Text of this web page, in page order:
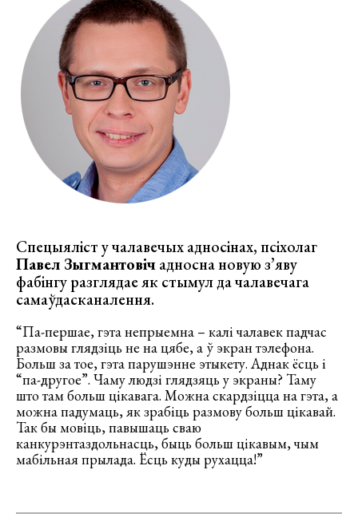
Спецыяліст у чалавечых адносінах, псіхолаг
Павел Зыгмантовічадносна новую з’яву
фабінгу разглядае як стымул да чалавечага
самаўдасканалення.
“Па-першае, гэта непрыемна – калі чалавек падчас
размовы глядзіць не на цябе, а ў экран тэлефона.
Больш за тое, гэта парушэнне этыкету. Аднак ёсць і
“па-другое”. Чаму людзі глядзяць у экраны? Таму
што там больш цікавага. Можна скардзіцца на гэта, а
можна падумаць, як зрабіць размову больш цікавай.
Так бы мовіць, павышаць сваю
канкурэнтаздольнасць, быць больш цікавым, чым
мабільная прылада. Ёсць куды рухацца!”